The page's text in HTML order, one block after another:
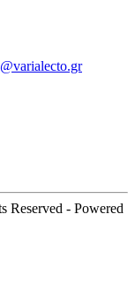
- Powered